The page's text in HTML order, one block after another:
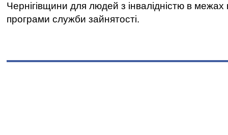
Чернігівщини для людей з інвалідністю в межах
програми служби зайнятості.